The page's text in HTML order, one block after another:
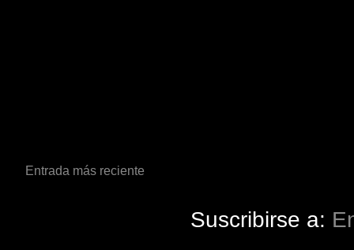
Entrada más reciente
Suscribirse a: